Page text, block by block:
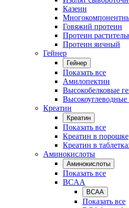
Казеин
Говяжий протеин
Протеин
Протеин яичный
Гейнер
Гейнер
Показать все
Амилопектин
Высокобелковые
Креатин
Креатин
Показать все
Креатин в порошке
Креатин в
Аминокислоты
Аминокислоты
Показать все
BCAA
BCAA
Показать все